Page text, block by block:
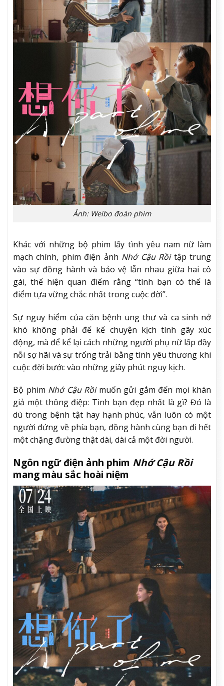
Ảnh: Weibo đoàn phim
Khác với những bộ phim lấy tình yêu nam nữ làm
mạch chính, phim điện ảnh Nhớ Cậu Rồi tập trung
vào sự đồng hành và bảo vệ lẫn nhau giữa hai cô
gái, thể hiện quan điểm rằng “tình bạn có thể là
điểm tựa vững chắc nhất trong cuộc đời”.
Sự nguy hiểm của căn bệnh ung thư và ca sinh nở
khó không phải để kể chuyện kịch tính gây xúc
động, mà để kể lại cách những người phụ nữ lấp đầy
nỗi sợ hãi và sự trống trải bằng tình yêu thương khi
cuộc đời bước vào những giây phút nguy kịch.
Bộ phim Nhớ Cậu Rồimuốn gửi gắm đến mọi khán
giả một thông điệp: Tình bạn đẹp nhất là gì? Đó là
dù trong bệnh tật hay hạnh phúc, vẫn luôn có một
người đứng về phía bạn, đồng hành cùng bạn đi hết
một chặng đường thật dài, dài cả một đời người.
Ngôn ngữ điện ảnh phim Nhớ Cậu Rồi
mang màu sắc hoài niệm